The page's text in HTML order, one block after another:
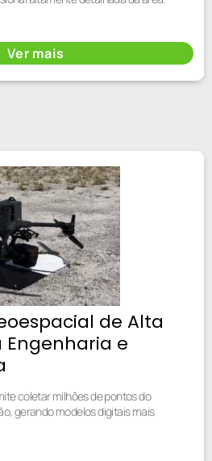
Ver mais
de Alta
Engenharia e
coletar milhões de pontos do
gerando modelos digitais mais